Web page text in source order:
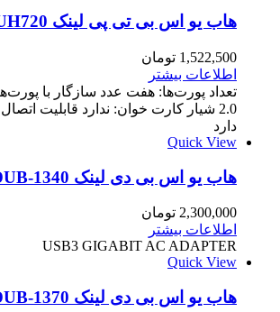
هاب یو اس بی تی پی لینک UH720
1,522,500 تومان
اطلاعات بیشتر
دارد
Quick View
هاب یو اس بی دی لینک DUB-1340
2,300,000 تومان
اطلاعات بیشتر
USB3 GIGABIT AC ADAPTER
Quick View
هاب یو اس بی دی لینک DUB-1370